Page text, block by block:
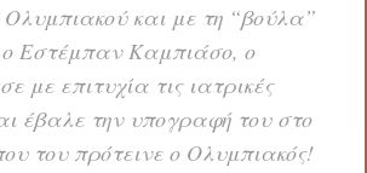
Ολυμπιακού και με τη “βούλα”
ο Εστέμπαν Καμπιάσο, ο
με επιτυχία τις ιατρικές
έβαλε την υπογραφή του στο
του πρότεινε ο Ολυμπιακός!